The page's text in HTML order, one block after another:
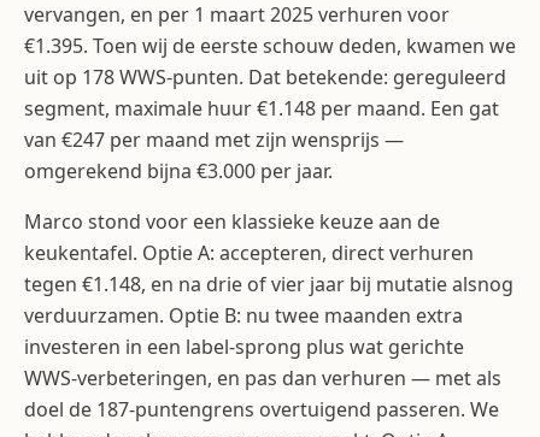
vervangen, en per 1 maart 2025 verhuren voor
€1.395. Toen wij de eerste schouw deden, kwamen we
uit op 178 WWS-punten. Dat betekende: gereguleerd
segment, maximale huur €1.148 per maand. Een gat
van €247 per maand met zijn wensprijs —
omgerekend bijna €3.000 per jaar.
Marco stond voor een klassieke keuze aan de
keukentafel. Optie A: accepteren, direct verhuren
tegen €1.148, en na drie of vier jaar bij mutatie alsnog
verduurzamen. Optie B: nu twee maanden extra
investeren in een label-sprong plus wat gerichte
WWS-verbeteringen, en pas dan verhuren — met als
doel de 187-puntengrens overtuigend passeren. We